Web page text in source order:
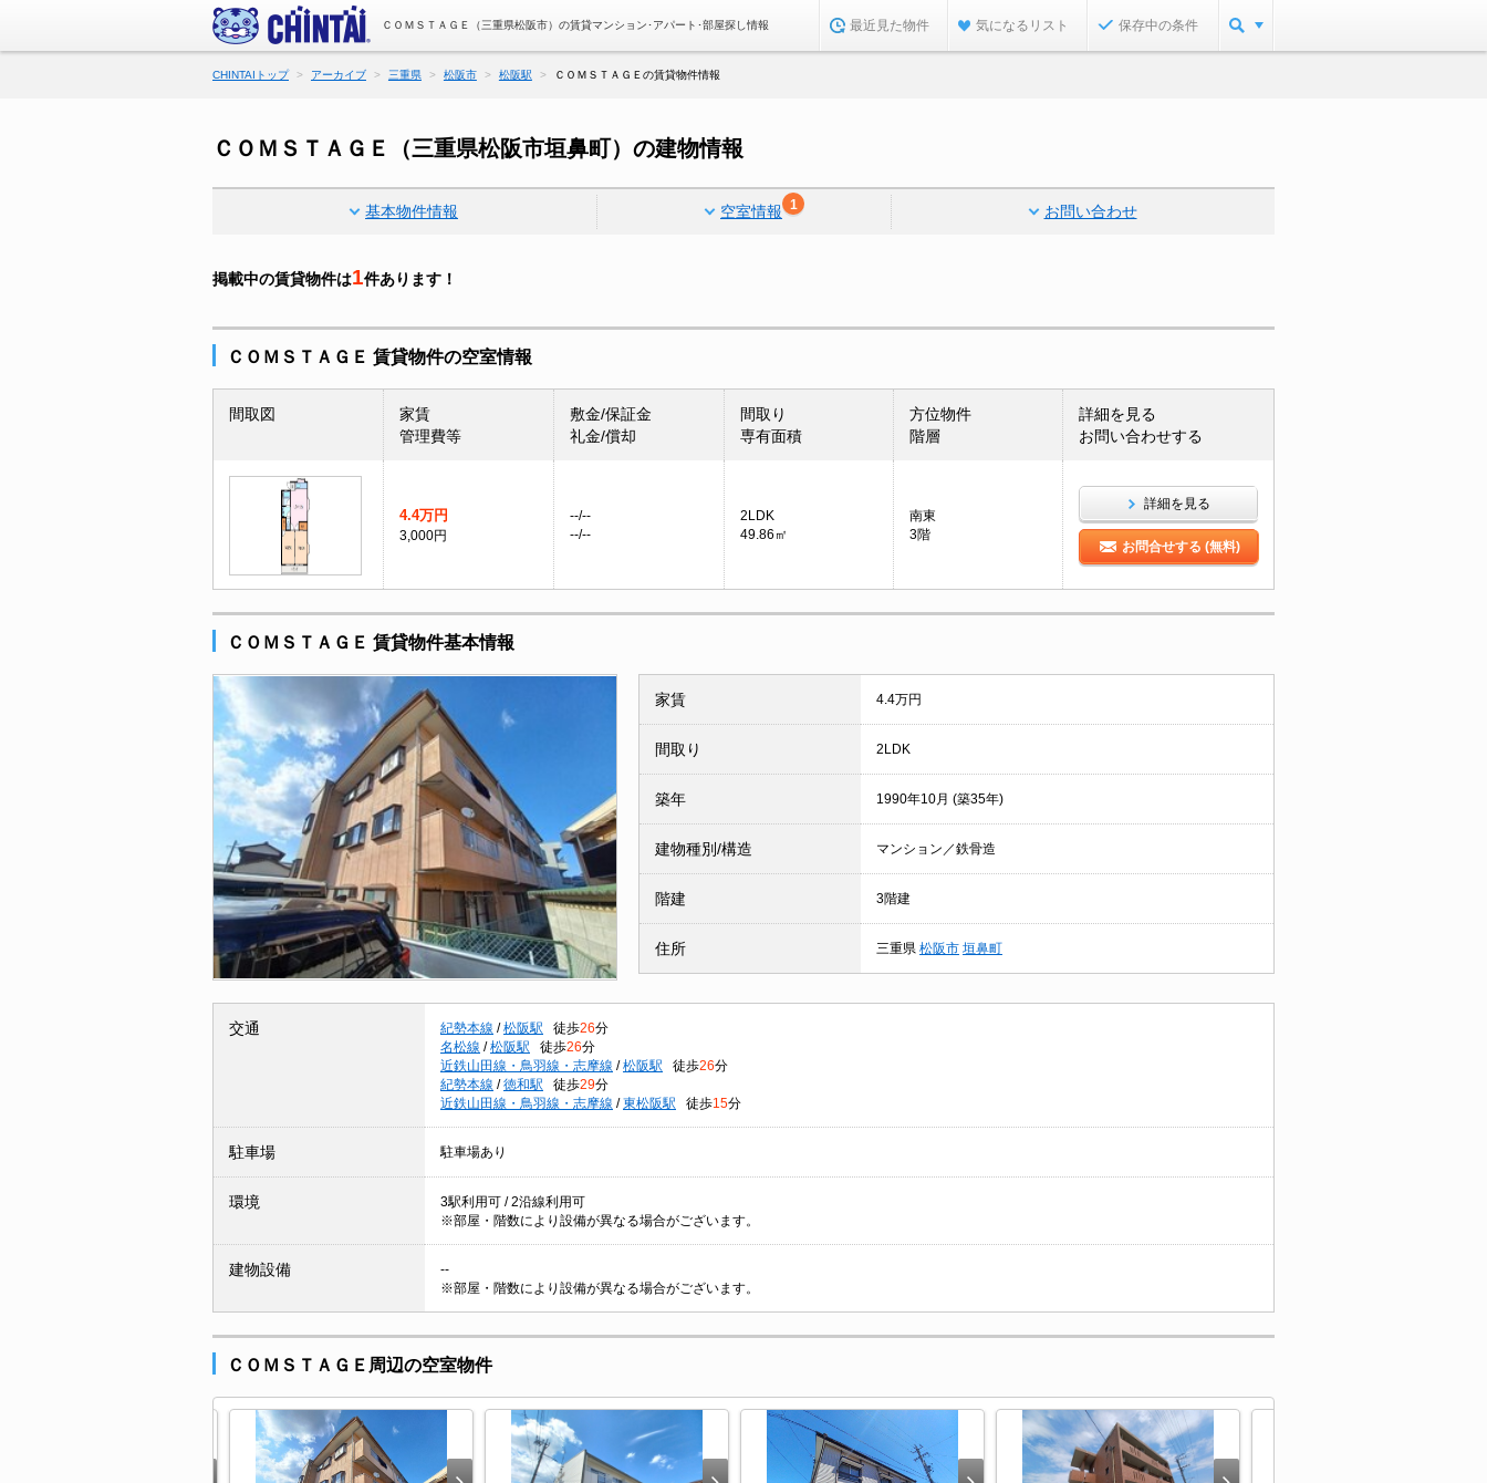
ＣＯＭＳＴＡＧＥ（三重県松阪市）の賃貸マンション･アパート･部屋探し情報 最近見た物件 気になるリスト 保存中の条件
CHINTAIトップ アーカイブ 三重県 松阪市 松阪駅 ＣＯＭＳＴＡＧＥの賃貸物件情報
ＣＯＭＳＴＡＧＥ（三重県松阪市垣鼻町）の建物情報
基本物件情報 空室情報 1 お問い合わせ
掲載中の賃貸物件は1件あります！
ＣＯＭＳＴＡＧＥ 賃貸物件の空室情報
間取図
家賃
管理費等
敷金/保証金
礼金/償却
間取り
専有面積
方位物件
階層
詳細を見る
お問い合わせする
4.4万円
3,000円
--/--
--/--
2LDK
49.86㎡
南東
3階
詳細を見る
お問合せする (無料)
ＣＯＭＳＴＡＧＥ 賃貸物件基本情報
家賃 4.4万円
間取り 2LDK
築年 1990年10月 (築35年)
建物種別/構造 マンション／鉄骨造
階建 3階建
住所 三重県 松阪市 垣鼻町
交通 紀勢本線 / 松阪駅 徒歩26分
名松線 / 松阪駅 徒歩26分
近鉄山田線・鳥羽線・志摩線 / 松阪駅 徒歩26分
紀勢本線 / 徳和駅 徒歩29分
近鉄山田線・鳥羽線・志摩線 / 東松阪駅 徒歩15分
駐車場 駐車場あり
環境
3駅利用可 / 2沿線利用可
※部屋・階数により設備が異なる場合がございます。
建物設備
--
※部屋・階数により設備が異なる場合がございます。
ＣＯＭＳＴＡＧＥ周辺の空室物件